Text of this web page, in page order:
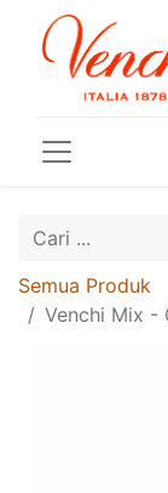
Semua Produk
Venchi Mix -